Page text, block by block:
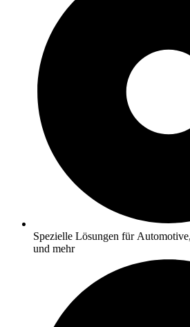
Spezielle Lösungen für
und mehr